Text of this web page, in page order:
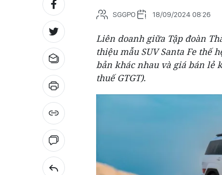
SGGPO 18/09/2024 08:26
Liên doanh giữa Tập đoàn
thiệu mẫu SUV Santa Fe thế
bản khác nhau và giá bán lẻ
thuế GTGT).